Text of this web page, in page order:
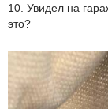
10. Увидел на
это?